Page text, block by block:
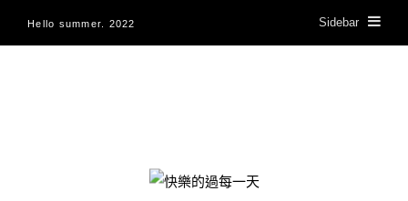
Hello summer. 2022 Sidebar
快樂的過每一天